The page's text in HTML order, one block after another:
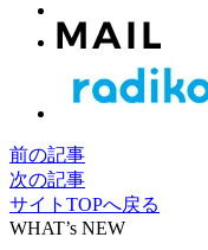
前の記事
次の記事
サイトTOPへ戻る
WHAT’s NEW